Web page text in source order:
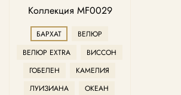
Коллекция MF0029
БАРХАТ
ВЕЛЮР
ВЕЛЮР EXTRA
ВИССОН
ГОБЕЛЕН
КАМЕЛИЯ
ЛУИЗИАНА
ОКЕАН